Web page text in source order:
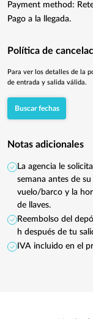
Payment method:
Pago a la llegada.
Política de
Para ver los detalles de la
de entrada y salida válida.
Buscar fechas
Notas adicionales
La agencia le
semana antes de
vuelo/barco y la
de llaves.
Reembolso del
h después de tu
IVA incluido en el